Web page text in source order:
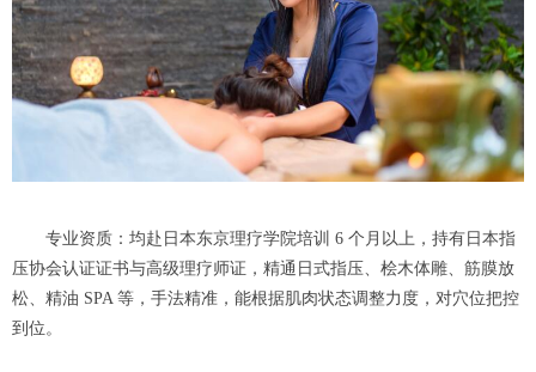
专业资质：均赴日本东京理疗学院培训 6 个月以上，持有日本指
压协会认证证书与高级理疗师证，精通日式指压、桧木体雕、筋膜放
松、精油 SPA 等，手法精准，能根据肌肉状态调整力度，对穴位把控
到位。